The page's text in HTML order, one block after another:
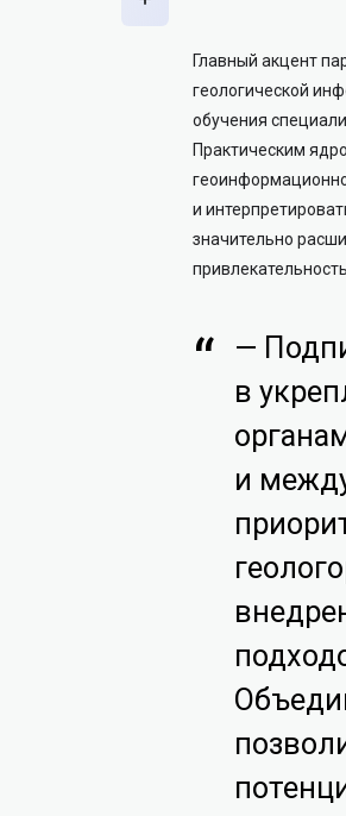
Главный акцент
геологической
обучения
Практическим
и
значительно
—
в
и